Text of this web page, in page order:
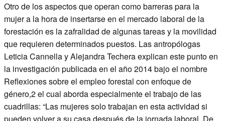
Otro de los aspectos que operan como barreras para la
mujer a la hora de insertarse en el mercado laboral de la
forestación es la zafralidad de algunas tareas y la movilidad
que requieren determinados puestos. Las antropólogas
Leticia Cannella y Alejandra Techera explican este punto en
la investigación publicada en el año 2014 bajo el nombre
Reflexiones sobre el empleo forestal con enfoque de
género,2 el cual aborda especialmente el trabajo de las
cuadrillas: “Las mujeres solo trabajan en esta actividad si